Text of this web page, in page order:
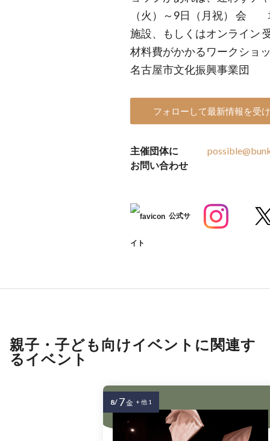
（火）～9日（月祝）
施設、もしくはオンライ
材料費がかかるワークショ
名古屋市文化振興事業団
フォローして最新情報を受
主催団体に
お問い合わせ
公式サ
イト
親子・子ども向けイベントに関連す
るイベント
8/ 7金 + 他 1